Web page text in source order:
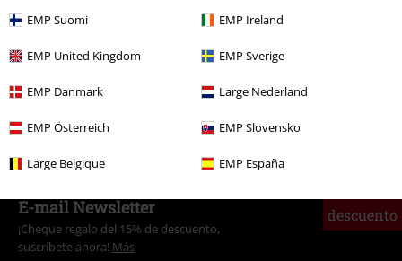
EMP Suomi EMP Ireland
EMP United Kingdom EMP Sverige
EMP Danmark Large Nederland
EMP Österreich EMP Slovensko
Large Belgique EMP España
Ofertas %
Band Merch
Band Merch
Band Merch Death Metal
15%
descuento
E-mail Newsletter
¡Cheque regalo del 15% de descuento,
suscríbete ahora! Más